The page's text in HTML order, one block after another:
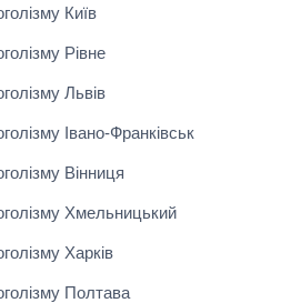
Київ
Рівне
Львів
Івано-Франківськ
Вінниця
Хмельницький
Харків
Полтава